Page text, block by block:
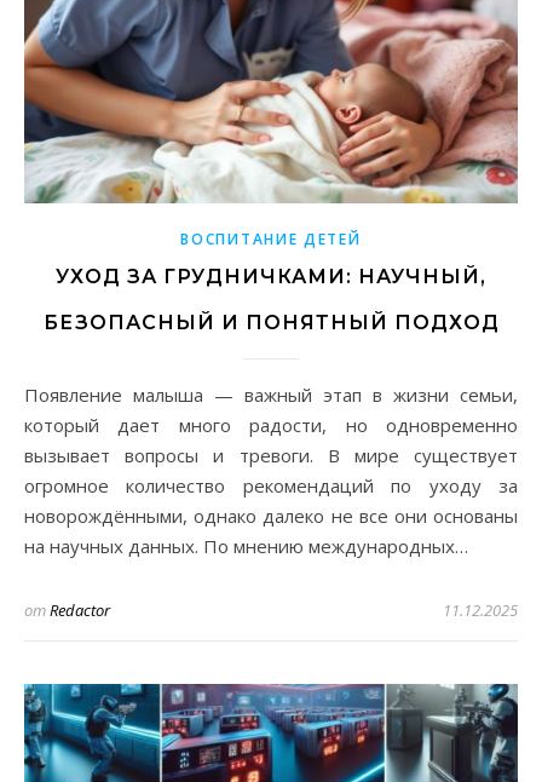
ВОСПИТАНИЕ ДЕТЕЙ
УХОД ЗА ГРУДНИЧКАМИ: НАУЧНЫЙ,
БЕЗОПАСНЫЙ И ПОНЯТНЫЙ ПОДХОД
Появление малыша — важный этап в жизни семьи,
который дает много радости, но одновременно
вызывает вопросы и тревоги. В мире существует
огромное количество рекомендаций по уходу за
новорождёнными, однако далеко не все они основаны
на научных данных. По мнению международных…
отRedactor 11.12.2025